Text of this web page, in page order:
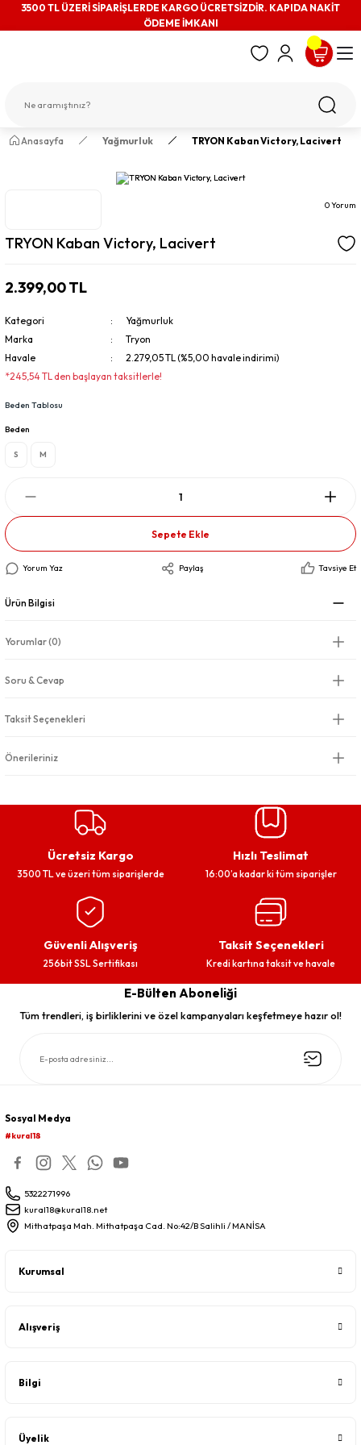
3500 TL ÜZERİ SİPARİŞLERDE KARGO ÜCRETSİZDİR. KAPIDA NAKİT
ÖDEME İMKANI
Anasayfa Yağmurluk TRYON Kaban Victory, Lacivert
0 Yorum
TRYON Kaban Victory, Lacivert
2.399,00 TL
Kategori
Yağmurluk
Marka
Tryon
Havale
2.279,05 TL (%5,00 havale indirimi)
*245,54 TL den başlayan taksitlerle!
Beden Tablosu
Beden
S M
Sepete Ekle
Yorum Yaz Paylaş Tavsiye Et
Ürün Bilgisi
Yorumlar (0)
Soru & Cevap
Taksit Seçenekleri
Önerileriniz
Ücretsiz Kargo
3500 TL ve üzeri tüm siparişlerde
Hızlı Teslimat
16:00’a kadar ki tüm siparişler
Güvenli Alışveriş
256bit SSL Sertifikası
Taksit Seçenekleri
Kredi kartına taksit ve havale
E-Bülten Aboneliği
Tüm trendleri, iş birliklerini ve özel kampanyaları keşfetmeye hazır ol!
Sosyal Medya
#kural18
5322271996
kural18@kural18.net
Mithatpaşa Mah. Mithatpaşa Cad. No:42/B Salihli / MANİSA
Kurumsal
Alışveriş
Bilgi
Üyelik